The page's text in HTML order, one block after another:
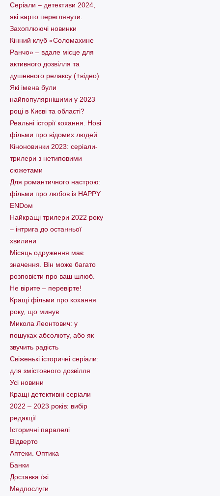
Серіали – детективи 2024,
які варто пеpеглянути.
Захоплюючі новинки
Кінний клуб «Соломахине
Ранчо» – вдале місце для
активного дозвілля та
душевного релаксу (+відео)
Які імена були
найпопулярнішими у 2023
році в Києві та області?
Реальні історії кохання. Нові
фільми про відомих людей
Кіноновинки 2023: серіали-
трилери з нетиповими
сюжетами
Для романтичного настрою:
фільми про любов із HAPPY
ENDом
Найкращі трилери 2022 року
– інтрига до останньої
хвилини
Місяць одруження має
значення. Він може багато
розповісти про ваш шлюб.
Не вірите – перевірте!
Кращі фільми про кохання
року, що минув
Микола Леонтович: у
пошуках абсолюту, або як
звучить радість
Свіженькі історичні серіали:
для змістовного дозвілля
Усі новини
Кращі детективні серіали
2022 – 2023 років: вибір
редакції
Історичні паралелі
Відверто
Аптеки. Оптика
Банки
Доставка їжі
Медпослуги